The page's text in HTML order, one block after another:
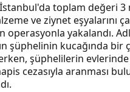
toplam değeri 3
ve ziynet eşyalarını
operasyonla yakalandı.
şüphelinin kucağında bir
şüphelilerin evlerinde
cezasıyla aranması
Küçük 100% Dev
0